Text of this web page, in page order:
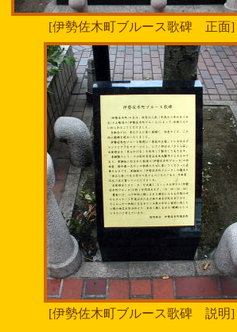
[伊勢佐木町ブルース歌碑 正面]
[伊勢佐木町ブルース歌碑 説明]